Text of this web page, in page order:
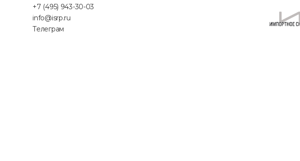
+7 (495) 943-30-03
info@isrp.ru
Телеграм